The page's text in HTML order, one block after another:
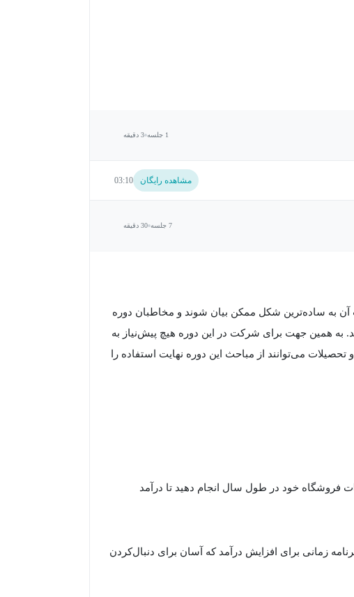
1 جلسه 3 دقیقه
مشاهده رایگان 03:10
7 جلسه 30 دقیقه
آن به ساده‌ترین شکل ممکن بیان شوند و مخاطبان دوره
همین جهت برای شرکت در این دوره هیچ پیش‌نیاز به
می‌توانند از مباحث این دوره نهایت استفاده را
فروشگاه خود در طول سال انجام دهید تا درآمد
زمانی برای افزایش درآمد که آسان برای دنبال‌کردن